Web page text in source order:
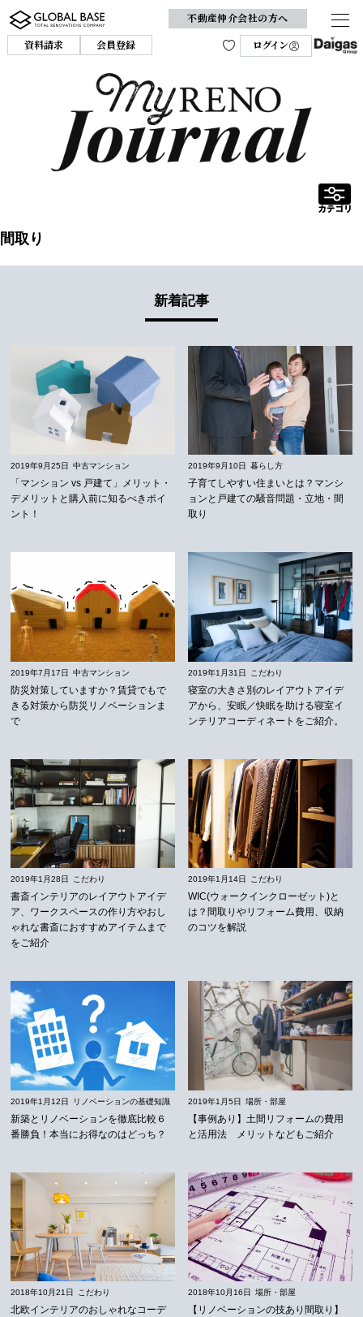
不動産仲介会社の方へ
資料請求
会員登録 ログイン
間取り
新着記事
2019年9月25日 中古マンション
「マンション vs 戸建て」メリット・
デメリットと購入前に知るべきポイ
ント！
2019年9月10日 暮らし方
子育てしやすい住まいとは？マンシ
ョンと戸建ての騒音問題・立地・間
取り
2019年7月17日 中古マンション
防災対策していますか？賃貸でもで
きる対策から防災リノベーションま
で
2019年1月31日 こだわり
寝室の大きさ別のレイアウトアイデ
アから、安眠／快眠を助ける寝室イ
ンテリアコーディネートをご紹介。
2019年1月28日 こだわり
書斎インテリアのレイアウトアイデ
ア、ワークスペースの作り方やおし
ゃれな書斎におすすめアイテムまで
をご紹介
2019年1月14日 こだわり
WIC(ウォークインクローゼット)と
は？間取りやリフォーム費用、収納
のコツを解説
2019年1月12日 リノベーションの基礎知識
新築とリノベーションを徹底比較６
番勝負！本当にお得なのはどっち？
2019年1月5日 場所・部屋
【事例あり】土間リフォームの費用
と活用法 メリットなどもご紹介
2018年10月21日 こだわり
北欧インテリアのおしゃれなコーデ
2018年10月16日 場所・部屋
【リノベーションの技あり間取り】